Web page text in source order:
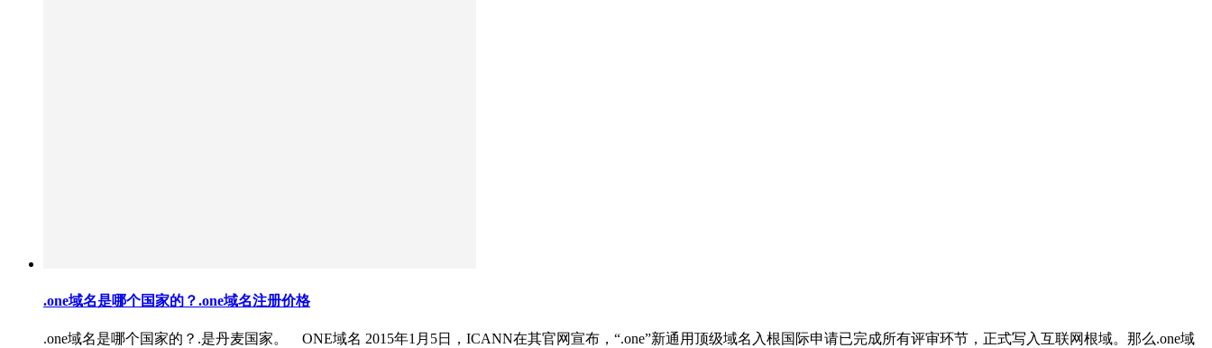
.one域名是哪个国家的？.one域名注册价格
.one域名是哪个国家的？.是丹麦国家。 ONE域名 2015年1月5日，ICANN在其官网宣布，“.one”新通用顶级域名入根国际申请已完成所有评审环节，正式写入互联网根域。那么.one域